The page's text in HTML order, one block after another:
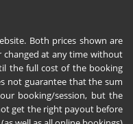
Both prices shown are
changed at any time without
the full cost of the booking
not guarantee that the sum
booking/session, but the
get the right payout before